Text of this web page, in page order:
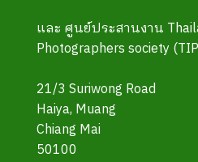
และ ศูนย์ประสานงาน
Photographers society
21/3 Suriwong Road
Haiya, Muang
Chiang Mai
50100